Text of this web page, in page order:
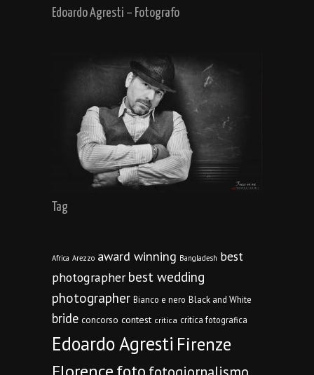
Edoardo Agresti – Fotografo
Tag
Africa Arezzo award winning Bangladesh best
photographer best wedding
photographer Bianco e nero Black and White
bride concorso contest critica critica fotografica
Edoardo Agresti Firenze